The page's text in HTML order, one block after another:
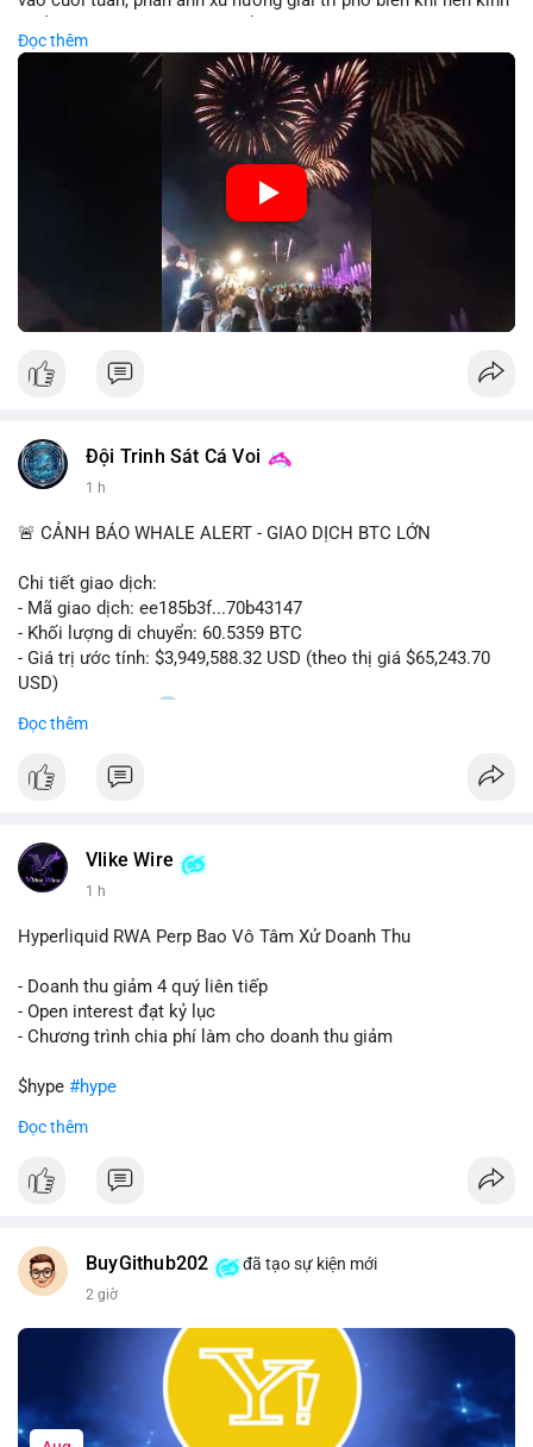
trải nghiệm hơn là đầu tư vào tài sản vật chất. Trong bối cảnh
lãi suất ổn định và thị trường crypto ổn định, hoạt động giải trí
như vậy thường tăng trưởng khi người dân có khả năng chi
tiêu. Tuy nhiên, sự ưu tiên giải trí có thể ảnh hưởng đến tỷ lệ
tiết kiệm hoặc đầu tư vào crypto nếu người tiêu dùng chuyển
🎥 Xem video trực tiếp tại:
Nguồn: Đồng Tâm
Đọc thêm
Đội Trinh Sát Cá Voi
1 h
🚨 CẢNH BÁO WHALE ALERT - GIAO DỊCH BTC LỚN
Chi tiết giao dịch:
- Mã giao dịch: ee185b3f...70b43147
- Khối lượng di chuyển: 60.5359 BTC
- Giá trị ước tính: $3,949,588.32 USD (theo thị giá $65,243.70
USD)
- Thời gian: 15:20
Nhận định phân tích:
Khối lượng 60.5 BTC trị giá gần 4 triệu USD được di chuyển
thanh khoản trước khi đẩy giá. Nếu số BTC này được gửi lên
sàn tập trung, áp lực bán tiềm năng sẽ gia tăng. Ngược lại, nếu
củng cố niềm tin cho xu hướng tăng.
Lời khuyên:
Nhà đầu tư nên theo dõi sát dòng tiền tiếp theo từ địa chỉ này.
Nếu BTC được nạp thêm lên sàn, cần thận trọng với nhịp điều
nắm giữ vị thế hiện tại.
#60btc #dongtiencavoi
Đọc thêm
Vlike Wire
1 h
Hyperliquid RWA Perp Bao Vô Tâm Xử Doanh Thu
- Doanh thu giảm 4 quý liên tiếp
- Open interest đạt kỷ lục
- Chương trình chia phí làm cho doanh thu giảm
$hype #hype
#vlikevn
📰 Nguồn: CoinDesk
Đọc thêm
BuyGithub202 đã tạo sự kiện mới
2 giờ